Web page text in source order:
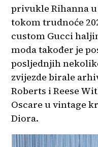
privukle Rihanna
tokom trudnoće
custom Gucci
moda također je
posljednjih
zvijezde birale
Roberts i Reese
Oscare u vintage
Diora.